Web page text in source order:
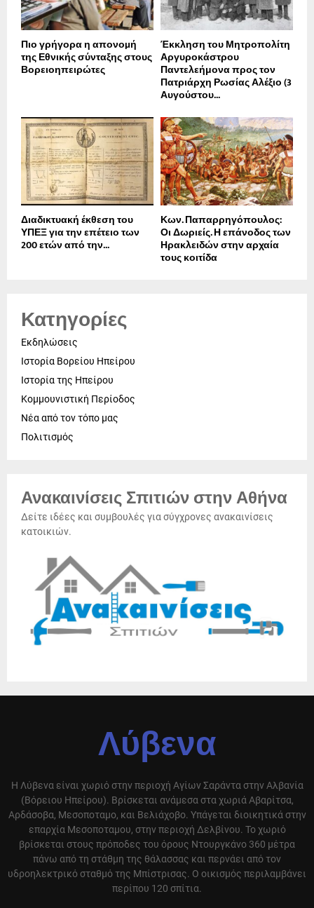
Πιο γρήγορα η απονοµή
της Εθνικής σύνταξης στους
Βορειοηπειρώτες
Έκκληση του Μητροπολίτη
Αργυροκάστρου
Παντελεήμονα προς τον
Πατριάρχη Ρωσίας Αλέξιο (3
Αυγούστου...
Διαδικτυακή έκθεση του
ΥΠΕΞ για την επέτειο των
200 ετών από την...
Κων. Παπαρρηγόπουλος:
Οι Δωριείς. Η επάνοδος των
Ηρακλειδών στην αρχαία
τους κοιτίδα
Κατηγορίες
Εκδηλώσεις
Ιστορία Βορείου Ηπείρου
Ιστορία της Ηπείρου
Κομμουνιστική Περίοδος
Νέα από τον τόπο μας
Πολιτισμός
Ανακαινίσεις Σπιτιών στην Αθήνα
Δείτε ιδέες και συμβουλές για σύγχρονες ανακαινίσεις
κατοικιών.
Λύβενα
Η Λύβενα είναι χωριό στην περιοχή Αγίων Σαράντα στην Αλβανία
(Βόρειου Ηπείρου). Βρίσκεται ανάμεσα στα χωριά Αβαρίτσα,
Αρδάσοβα, Μεσοποταμο, και Βελιάχοβο. Υπάγεται διοικητικά στην
επαρχία Μεσοποταμου, στην περιοχή Δελβίνου. Το χωριό
βρίσκεται στους πρόποδες του όρους Ντουργκάνο 360 μέτρα
πάνω από τη στάθμη της θάλασσας και περνάει από τον
υδροηλεκτρικό σταθμό της Μπίστρισας. Ο οικισμός περιλαμβάνει
περίπου 120 σπίτια.